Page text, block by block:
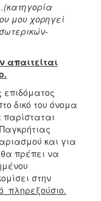
μου χορηγεί
απαιτείται
επιδόματος
δικό του όνομα
και για
πρέπει να
στην
πληρεξούσιο.